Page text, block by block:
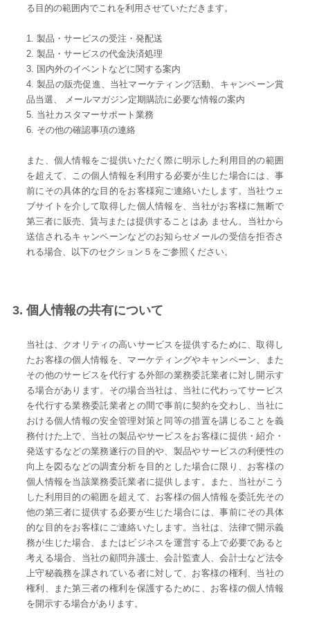
る目的の範囲内でこれを利用させていただきます。
1. 製品・サービスの受注・発配送
2. 製品・サービスの代金決済処理
3. 国内外のイベントなどに関する案内
4. 製品の販売促進、当社マーケティング活動、キャンペーン賞
品当選、 メールマガジン定期購読に必要な情報の案内
5. 当社カスタマーサポート業務
6. その他の確認事項の連絡
また、個人情報をご提供いただく際に明示した利用目的の範囲
を超えて、この個人情報を利用する必要が生じた場合には、事
前にその具体的な目的をお客様宛ご連絡いたします。当社ウェ
ブサイトを介して取得した個人情報を、当社がお客様に無断で
第三者に販売、賃与または提供することはあ ません。当社から
送信されるキャンペーンなどのお知らせメールの受信を拒否さ
れる場合、以下のセクション５をご参照ください。
3. 個人情報の共有について
当社は、クオリティの高いサービスを提供するために、取得し
たお客様の個人情報を、マーケティングやキャンペーン、また
その他のサービスを代行する外部の業務委託業者に対し開示す
る場合があります。その場合当社は、当社に代わってサービス
を代行する業務委託業者との間で事前に契約を交わし、当社に
おける個人情報の安全管理対策と同等の措置を講じることを義
務付けた上で、当社の製品やサービスをお客様に提供・紹介・
発送するなどの業務遂行の目的や、製品やサービスの利便性の
向上を図るなどの調査分析を目的とした場合に限り、お客様の
個人情報を当該業務委託業者に提供します。また、当社がこう
した利用目的の範囲を超えて、お客様の個人情報を委託先その
他の第三者に提供する必要が生じた場合には、事前にその具体
的な目的をお客様にご連絡いたします。当社は、法律で開示義
務が生じた場合、またはビジネスを運営する上で必要であると
考える場合、当社の顧問弁護士、会計監査人、会計士など法令
上守秘義務を課されている者に対して、お客様の権利、当社の
権利、また第三者の権利を保護するために、お客様の個人情報
を開示する場合があります。